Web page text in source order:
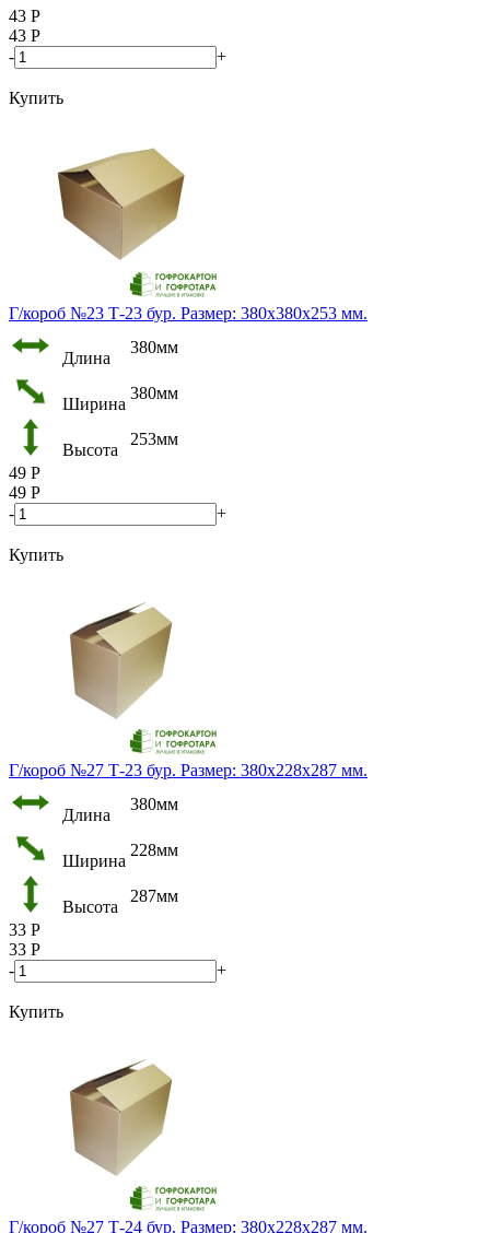
43 Р
43 Р
-
+
Купить
Г/короб №23 Т-23 бур. Размер: 380х380х253 мм.
Длина
380мм
Ширина
380мм
Высота
253мм
49 Р
49 Р
-
+
Купить
Г/короб №27 Т-23 бур. Размер: 380х228х287 мм.
Длина
380мм
Ширина
228мм
Высота
287мм
33 Р
33 Р
-
+
Купить
Г/короб №27 Т-24 бур. Размер: 380х228х287 мм.